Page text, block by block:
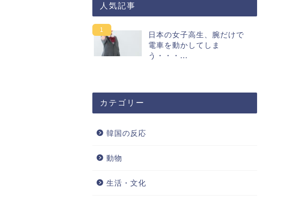
人気記事
日本の女子高生、腕だけで
電車を動かしてしま
う・・・...
カテゴリー
韓国の反応
動物
生活・文化